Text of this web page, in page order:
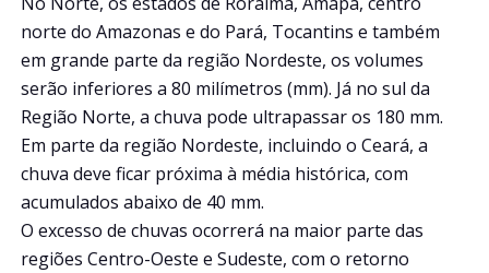
norte do Amazonas e do Pará, Tocantins e também
em grande parte da região Nordeste, os volumes
serão inferiores a 80 milímetros (mm). Já no sul da
Região Norte, a chuva pode ultrapassar os 180 mm.
Em parte da região Nordeste, incluindo o Ceará, a
chuva deve ficar próxima à média histórica, com
acumulados abaixo de 40 mm.
O excesso de chuvas ocorrerá na maior parte das
regiões Centro-Oeste e Sudeste, com o retorno